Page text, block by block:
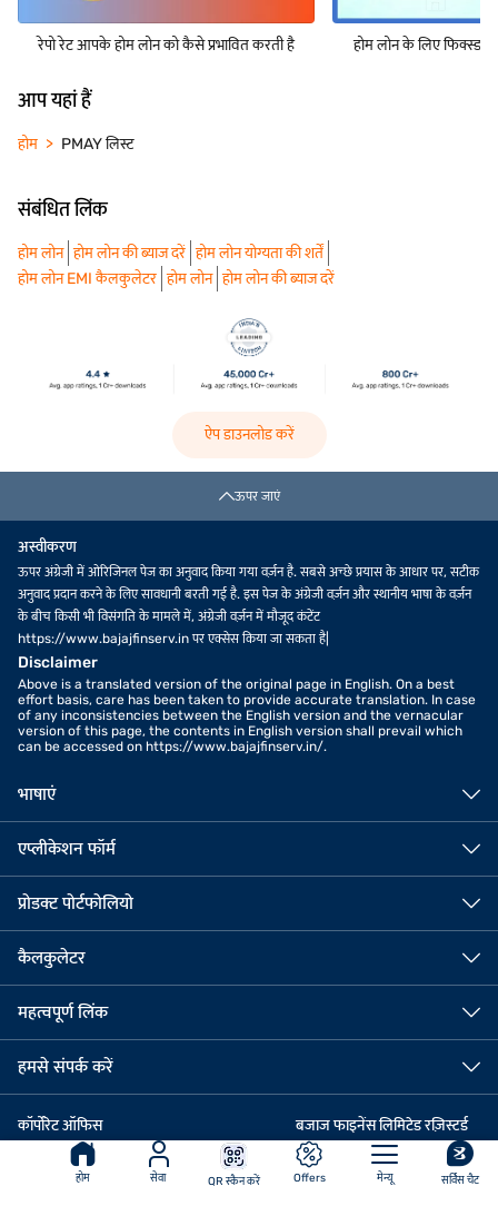
होम सेवा QR स्कैन करें Offers मेन्यू सर्विस चैट
रेपो रेट आपके होम लोन को कैसे प्रभावित करती है होम लोन के लिए फिक्स्ड
आप यहां हैं
होम PMAY लिस्ट
संबंधित लिंक
होम लोन होम लोन की ब्याज दरें होम लोन योग्यता की शर्तें
होम लोन EMI कैलकुलेटर होम लोन होम लोन की ब्याज दरें
ऐप डाउनलोड करें
ऊपर जाएं
अस्वीकरण
ऊपर अंग्रेजी में ओरिजिनल पेज का अनुवाद किया गया वर्ज़न है. सबसे अच्छे प्रयास के आधार पर, सटीक
अनुवाद प्रदान करने के लिए सावधानी बरती गई है. इस पेज के अंग्रेजी वर्ज़न और स्थानीय भाषा के वर्ज़न
के बीच किसी भी विसंगति के मामले में, अंग्रेजी वर्ज़न में मौजूद कंटेंट
https://www.bajajfinserv.in पर एक्सेस किया जा सकता है|
Disclaimer
Above is a translated version of the original page in English. On a best
effort basis, care has been taken to provide accurate translation. In case
of any inconsistencies between the English version and the vernacular
version of this page, the contents in English version shall prevail which
can be accessed on https://www.bajajfinserv.in/.
भाषाएं
एप्लीकेशन फॉर्म
प्रोडक्ट पोर्टफोलियो
कैलकुलेटर
महत्वपूर्ण लिंक
हमसे संपर्क करें
कॉर्पोरेट ऑफिस
6th फ्लोर बजाज फाइनेंस लिमिटेड कॉर्पोरेट
ऑफिस, ऑफ पुणे-अहमदनगर रोड, विमान नगर,
बजाज फाइनेंस लिमिटेड रज़िस्टर्ड
ऑफिस
आकुर्डी, पुणे - 411035